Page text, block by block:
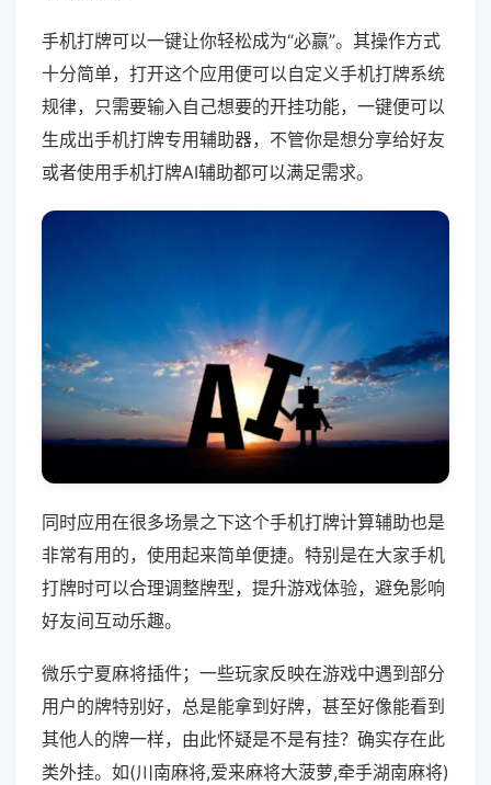
手机打牌可以一键让你轻松成为“必赢”。其操作方式
十分简单，打开这个应用便可以自定义手机打牌系统
规律，只需要输入自己想要的开挂功能，一键便可以
生成出手机打牌专用辅助器，不管你是想分享给好友
或者使用手机打牌AI辅助都可以满足需求。
同时应用在很多场景之下这个手机打牌计算辅助也是
非常有用的，使用起来简单便捷。特别是在大家手机
打牌时可以合理调整牌型，提升游戏体验，避免影响
好友间互动乐趣。
微乐宁夏麻将插件；一些玩家反映在游戏中遇到部分
用户的牌特别好，总是能拿到好牌，甚至好像能看到
其他人的牌一样，由此怀疑是不是有挂？确实存在此
类外挂。如(川南麻将,爱来麻将大菠萝,牵手湖南麻将)